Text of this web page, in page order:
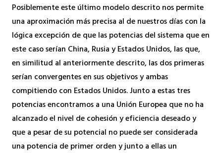
Posiblemente este último modelo descrito nos permite
una aproximación más precisa al de nuestros días con la
lógica excepción de que las potencias del sistema que en
este caso serían China, Rusia y Estados Unidos, las que,
en similitud al anteriormente descrito, las dos primeras
serían convergentes en sus objetivos y ambas
compitiendo con Estados Unidos. Junto a estas tres
potencias encontramos a una Unión Europea que no ha
alcanzado el nivel de cohesión y eficiencia deseado y
que a pesar de su potencial no puede ser considerada
una potencia de primer orden y junto a ellas un